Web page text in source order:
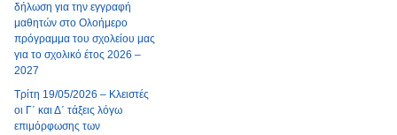
δήλωση για την εγγραφή
μαθητών στο Ολοήμερο
πρόγραμμα του σχολείου μας
για το σχολικό έτος 2026 –
2027
Τρίτη 19/05/2026 – Κλειστές
οι Γ΄ και Δ΄ τάξεις λόγω
επιμόρφωσης των